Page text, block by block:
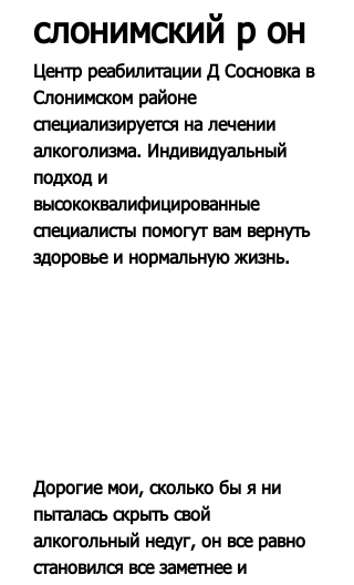
слонимский р он
Центр реабилитации Д Сосновка в
Слонимском районе
специализируется на лечении
алкоголизма. Индивидуальный
подход и
высококвалифицированные
специалисты помогут вам вернуть
здоровье и нормальную жизнь.
Дорогие мои, сколько бы я ни
пыталась скрыть свой
алкогольный недуг, он все равно
становился все заметнее и